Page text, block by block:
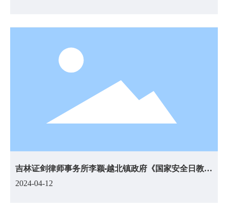
吉林证剑律师事务所李颖-越北镇政府《国家安全日教育
培训会》
2024-04-12